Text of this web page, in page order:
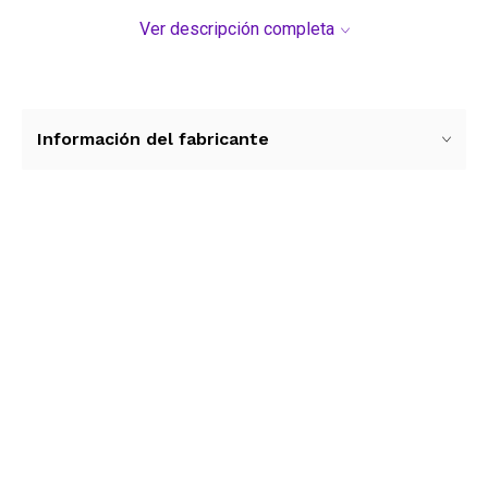
Ver descripción completa
Información del fabricante